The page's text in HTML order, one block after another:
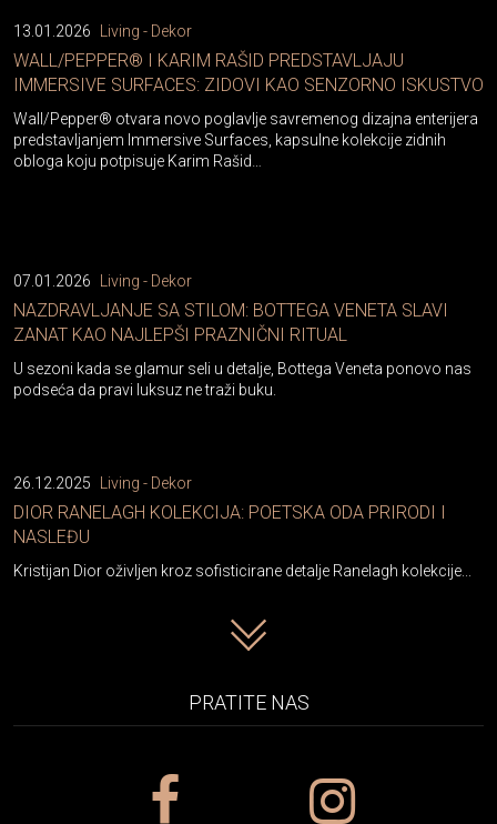
13.01.2026 Living - Dekor
WALL/PEPPER® I KARIM RAŠID PREDSTAVLJAJU
IMMERSIVE SURFACES: ZIDOVI KAO SENZORNO ISKUSTVO
Wall/Pepper® otvara novo poglavlje savremenog dizajna enterijera
predstavljanjem Immersive Surfaces, kapsulne kolekcije zidnih
obloga koju potpisuje Karim Rašid…
07.01.2026 Living - Dekor
NAZDRAVLJANJE SA STILOM: BOTTEGA VENETA SLAVI
ZANAT KAO NAJLEPŠI PRAZNIČNI RITUAL
U sezoni kada se glamur seli u detalje, Bottega Veneta ponovo nas
podseća da pravi luksuz ne traži buku.
26.12.2025 Living - Dekor
DIOR RANELAGH KOLEKCIJA: POETSKA ODA PRIRODI I
NASLEĐU
Kristijan Dior oživljen kroz sofisticirane detalje Ranelagh kolekcije...
PRATITE NAS